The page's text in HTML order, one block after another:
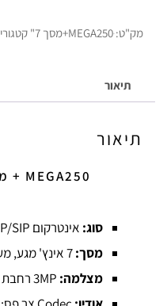
מק"ט:MEGA250ּ+מסך 7"
תיאור
תיאור
MEGA250 + מסך7" Palwintec
סוג: אינטרקום IP/SIP
מסך:
מצלמה: